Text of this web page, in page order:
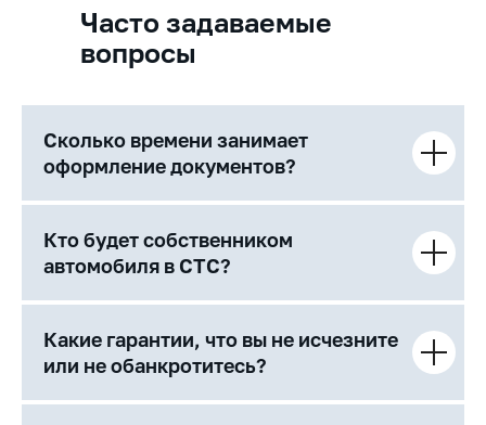
Часто задаваемые
вопросы
Сколько времени занимает
оформление документов?
Кто будет собственником
автомобиля в СТС?
Какие гарантии, что вы не исчезните
или не обанкротитесь?